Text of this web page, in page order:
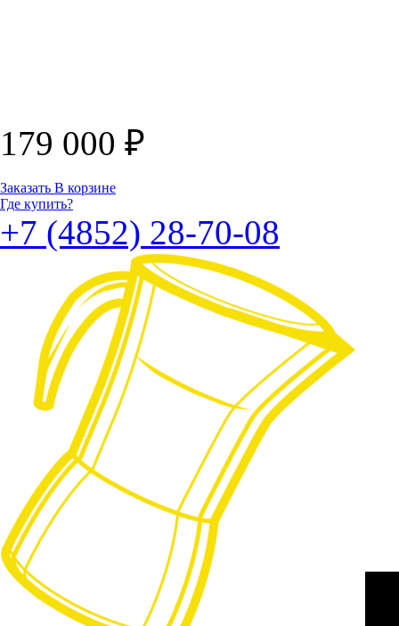
179 000 ₽
Заказать В корзине
Где купить?
+7 (4852) 28-70-08